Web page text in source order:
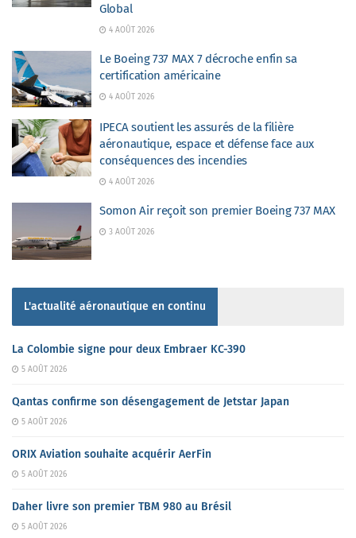
Global
4 AOÛT 2026
Le Boeing 737 MAX 7 décroche enfin sa
certification américaine
4 AOÛT 2026
IPECA soutient les assurés de la filière
aéronautique, espace et défense face aux
conséquences des incendies
4 AOÛT 2026
Somon Air reçoit son premier Boeing 737 MAX
3 AOÛT 2026
L'actualité aéronautique en continu
La Colombie signe pour deux Embraer KC-390
5 AOÛT 2026
Qantas confirme son désengagement de Jetstar Japan
5 AOÛT 2026
ORIX Aviation souhaite acquérir AerFin
5 AOÛT 2026
Daher livre son premier TBM 980 au Brésil
5 AOÛT 2026